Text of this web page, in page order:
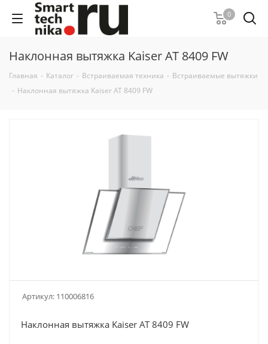
0
Наклонная вытяжка Kaiser AT 8409 FW
Главная - Каталог - Встраиваемая техника - Встраиваемые вытяжки
- Наклонная вытяжка Kaiser AT 8409 FW
Артикул: 110006816
Наклонная вытяжка Kaiser AT 8409 FW